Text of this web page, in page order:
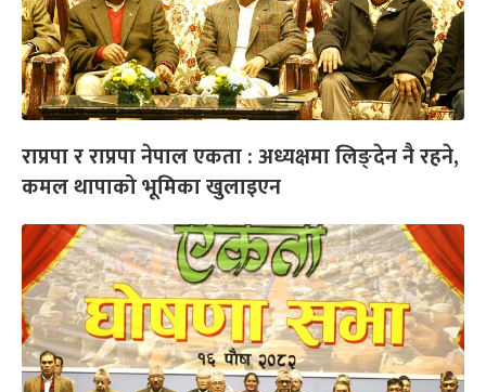
राप्रपा र राप्रपा नेपाल एकता : अध्यक्षमा लिङ्देन नै रहने,
कमल थापाको भूमिका खुलाइएन